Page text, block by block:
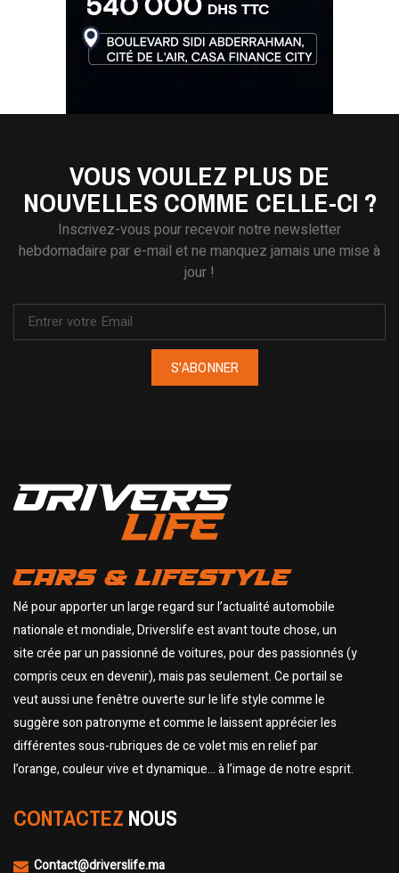
VOUS VOULEZ PLUS DE
NOUVELLES COMME CELLE-CI ?
Inscrivez-vous pour recevoir notre newsletter
hebdomadaire par e-mail et ne manquez jamais une mise à
jour !
S'ABONNER
CARS & LIFESTYLE
Né pour apporter un large regard sur l’actualité automobile
nationale et mondiale, Driverslife est avant toute chose, un
site crée par un passionné de voitures, pour des passionnés (y
compris ceux en devenir), mais pas seulement. Ce portail se
veut aussi une fenêtre ouverte sur le life style comme le
suggère son patronyme et comme le laissent apprécier les
différentes sous-rubriques de ce volet mis en relief par
l’orange, couleur vive et dynamique… à l’image de notre esprit.
CONTACTEZ NOUS
Contact@driverslife.ma